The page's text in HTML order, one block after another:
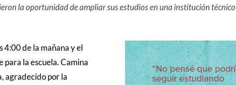
la oportunidad de ampliar sus estudios en una institución
4:00 de la mañana y el
para la escuela. Camina
agradecido por la